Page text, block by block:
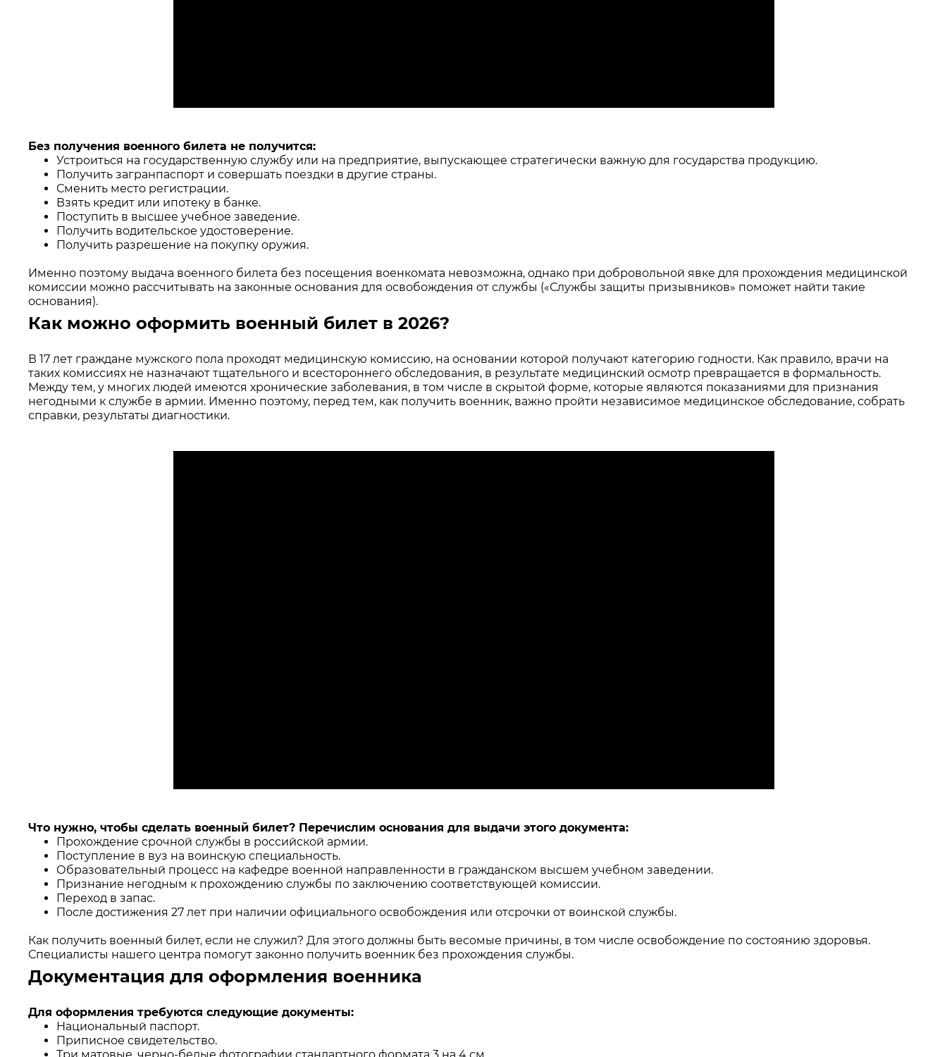
Без получения военного билета не получится:
Устроиться на государственную службу или на предприятие, выпускающее стратегически важную для государства продукцию.
Получить загранпаспорт и совершать поездки в другие страны.
Сменить место регистрации.
Взять кредит или ипотеку в банке.
Поступить в высшее учебное заведение.
Получить водительское удостоверение.
Получить разрешение на покупку оружия.
Именно поэтому выдача военного билета без посещения военкомата невозможна, однако при добровольной явке для прохождения медицинской
комиссии можно рассчитывать на законные основания для освобождения от службы («Службы защиты призывников» поможет найти такие
основания).
Как можно оформить военный билет в 2026?
В 17 лет граждане мужского пола проходят медицинскую комиссию, на основании которой получают категорию годности. Как правило, врачи на
таких комиссиях не назначают тщательного и всестороннего обследования, в результате медицинский осмотр превращается в формальность.
Между тем, у многих людей имеются хронические заболевания, в том числе в скрытой форме, которые являются показаниями для признания
негодными к службе в армии. Именно поэтому, перед тем, как получить военник, важно пройти независимое медицинское обследование, собрать
справки, результаты диагностики.
Что нужно, чтобы сделать военный билет? Перечислим основания для выдачи этого документа:
Прохождение срочной службы в российской армии.
Поступление в вуз на воинскую специальность.
Образовательный процесс на кафедре военной направленности в гражданском высшем учебном заведении.
Признание негодным к прохождению службы по заключению соответствующей комиссии.
Переход в запас.
После достижения 27 лет при наличии официального освобождения или отсрочки от воинской службы.
Как получить военный билет, если не служил? Для этого должны быть весомые причины, в том числе освобождение по состоянию здоровья.
Специалисты нашего центра помогут законно получить военник без прохождения службы.
Документация для оформления военника
Для оформления требуются следующие документы:
Национальный паспорт.
Приписное свидетельство.